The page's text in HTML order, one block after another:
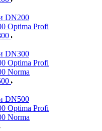
DN200
Optima Profi
DN300
Optima Profi
Norma
DN500
Optima Profi
Norma